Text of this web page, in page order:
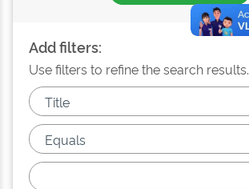
Add filters:
Use filters to refine the search results.